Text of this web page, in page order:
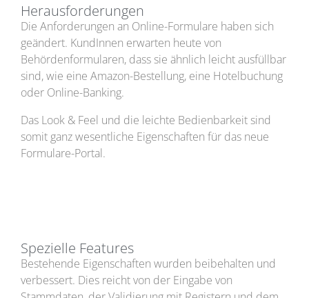
Herausforderungen
Die Anforderungen an Online-Formulare haben sich
geändert. KundInnen erwarten heute von
Behördenformularen, dass sie ähnlich leicht ausfüllbar
sind, wie eine Amazon-Bestellung, eine Hotelbuchung
oder Online-Banking.
Das Look & Feel und die leichte Bedienbarkeit sind
somit ganz wesentliche Eigenschaften für das neue
Formulare-Portal.
Spezielle Features
Bestehende Eigenschaften wurden beibehalten und
verbessert. Dies reicht von der Eingabe von